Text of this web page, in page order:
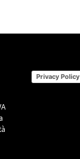
Privacy Policy